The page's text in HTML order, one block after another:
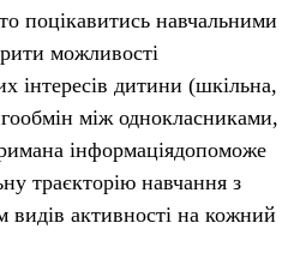
поцікавитись навчальними
можливості
інтересів дитини (шкільна,
між однокласниками,
інформаціядопоможе
траєкторію навчання з
видів активності на кожний